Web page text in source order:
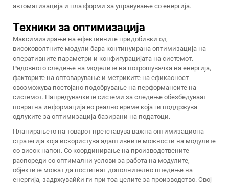
автоматизација и платформи за управување со енергија.
Техники за оптимизација
Максимизирање на ефективните придобивки од
високоволтните модули бара континуирана оптимизација на
оперативните параметри и конфигурацијата на системот.
Редовното следење на моделите на потрошувачка на енергија,
факторите на оптоварување и метриките на ефикасност
овозможува постојано подобрување на перформансите на
системот. Напредувачките системи за следење обезбедуваат
повратна информација во реално време која ги поддржува
одлуките за оптимизација базирани на податоци.
Планирањето на товарот претставува важна оптимизациона
стратегија која искористува адаптивните можности на модулите
со висок напон. Со координирање на производствените
распореди со оптимални услови за работа на модулите,
објектите можат да постигнат дополнително штедење на
енергија, задржувайќи ги при тоа целите за производство. Овој